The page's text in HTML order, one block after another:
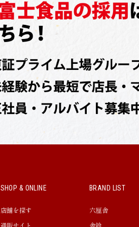
SHOP & ONLINE
店舗を探す
通販サイト
BRAND LIST
六厘舎
舎鈴